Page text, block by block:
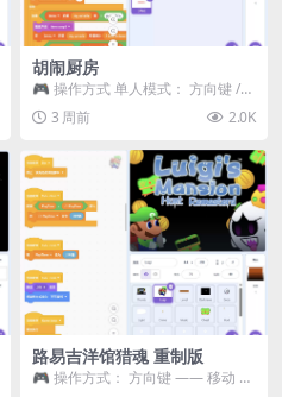
胡闹厨房
🎮 操作方式 单人模式： 方向键 /
WASD —— 移动 Z / K —— 抓...
3 周前 2.0K
路易吉洋馆猎魂 重制版
🎮 操作方式： 方向键 —— 移动 &